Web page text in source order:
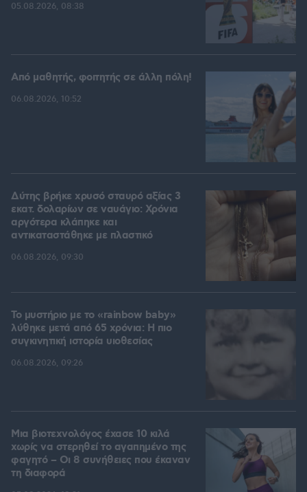
05.08.2026, 08:38
Από μαθητής, φοιτητής σε άλλη πόλη!
06.08.2026, 10:52
Δύτης βρήκε χρυσό σταυρό αξίας 3
εκατ. δολαρίων σε ναυάγιο: Χρόνια
αργότερα κλάπηκε και
αντικαταστάθηκε με πλαστικό
06.08.2026, 09:30
Το μυστήριο με το «rainbow baby»
λύθηκε μετά από 65 χρόνια: Η πιο
συγκινητική ιστορία υιοθεσίας
06.08.2026, 09:26
Μια βιοτεχνολόγος έχασε 10 κιλά
χωρίς να στερηθεί το αγαπημένο της
φαγητό – Οι 8 συνήθειες που έκαναν
τη διαφορά